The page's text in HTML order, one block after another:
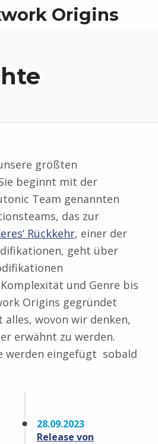
Origins
größten
beginnt mit der
Team genannten
das zur
Rückkehr, einer der
geht über
und Genre bis
Origins gegründet
wovon wir denken,
erwähnt zu werden.
werden eingefügt sobald
28.09.2023
Release von